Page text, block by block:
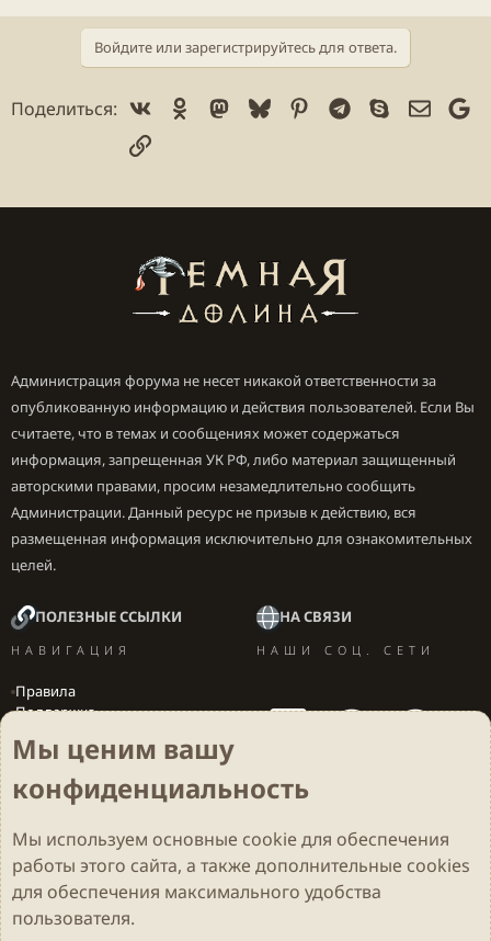
Войдите или зарегистрируйтесь для ответа.
Поделиться: Vk Ok Mastodon
BlueskyPinterest
Telegram
Skype
Ссылка
Администрация форума не несет никакой ответственности за
опубликованную информацию и действия пользователей. Если Вы
считаете, что в темах и сообщениях может содержаться
информация, запрещенная УК РФ, либо материал защищенный
авторскими правами, просим незамедлительно сообщить
Администрации. Данный ресурс не призыв к действию, вся
размещенная информация исключительно для ознакомительных
целей.
ПОЛЕЗНЫЕ ССЫЛКИ
НАВИГАЦИЯ
Правила
Поддержка
Локализация игр
НА СВЯЗИ
НАШИ СОЦ. СЕТИ
Cookies Darkdale - Основа [v.2.3.2 rc1] 🔥
Русский (RU)
Обратная связь
Условия и правила
Политика конфиденциальности
Помощь
R
Мы ценим вашу
конфиденциальность
Мы используем основные cookieдля обеспечения
работы этого сайта, а также дополнительные cookies
для обеспечения максимального удобства
пользователя.